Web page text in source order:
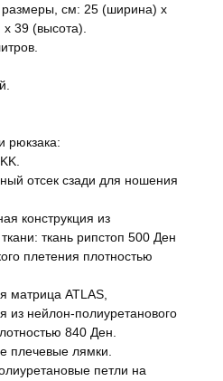
размеры, см: 25 (ширина) x
39 (высота).
рюкзака:
отсек сзади для ношения
конструкция из
ткань рипстоп 500 Ден
плетения плотностью
матрица ATLAS,
из нейлон-полиуретанового
840 Ден.
плечевые лямки.
петли на